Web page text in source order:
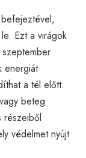
Ezt a virágok
energiát
a tél előtt.
beteg
részeiből
védelmet nyújt